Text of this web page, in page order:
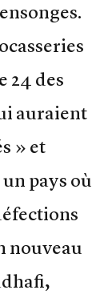
24 des
auraient
» et
pays où
nouveau